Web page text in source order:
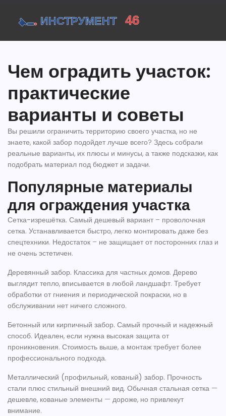
Чем оградить участок:
практические
варианты и советы
Вы решили ограничить территорию своего участка, но не
знаете, какой забор подойдет лучше всего? Здесь собрали
реальные варианты, их плюсы и минусы, а также подсказки, как
подобрать материал под бюджет и задачи.
Популярные материалы
для ограждения участка
Сетка-изрешётка. Самый дешевый вариант – проволочная
сетка. Устанавливается быстро, легко монтировать даже без
спецтехники. Недостаток – не защищает от посторонних глаз и
не очень эстетичен.
Деревянный забор. Классика для частных домов. Дерево
выглядит тепло, вписывается в любой ландшафт. Требует
обработки от гниения и периодической покраски, но в
обслуживании нет ничего сложного.
Бетонный или кирпичный забор. Самый прочный и надежный
способ. Идеален, если нужна высокая защита от
проникновения. Стоимость выше, а монтаж требует более
профессионального подхода.
Металлический (профильный, кованый) забор. Прочность
стали плюс стильный внешний вид. Обычная стальная сетка —
дешевле, кованые элементы — дороже, но привлекут
внимание.